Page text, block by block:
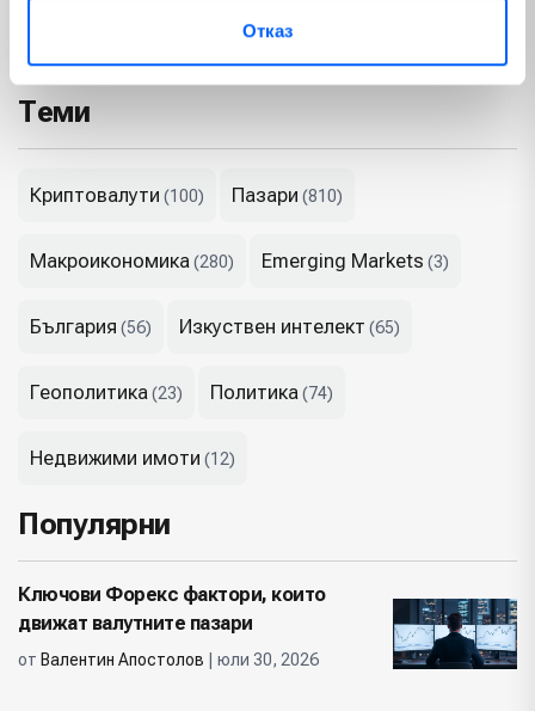
Отказ
Теми
Криптовалути (100) Пазари (810)
Макроикономика(280) Emerging Markets (3)
България (56) Изкуствен интелект (65)
Геополитика(23) Политика(74)
Недвижими имоти (12)
Популярни
Ключови Форекс фактори, които
движат валутните пазари
от Валентин Апостолов | юли 30, 2026